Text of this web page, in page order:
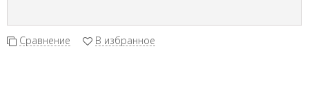
Сравнение В избранное